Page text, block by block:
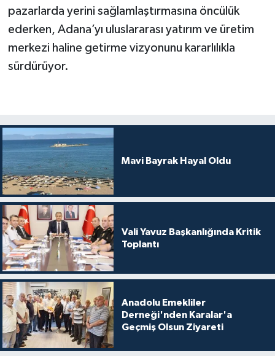
pazarlarda yerini sağlamlaştırmasına öncülük
ederken, Adana’yı uluslararası yatırım ve üretim
merkezi haline getirme vizyonunu kararlılıkla
sürdürüyor.
Mavi Bayrak Hayal Oldu
Vali Yavuz Başkanlığında Kritik
Toplantı
Anadolu Emekliler
Derneği'nden Karalar'a
Geçmiş Olsun Ziyareti